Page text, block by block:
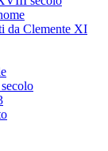
da Clemente XI